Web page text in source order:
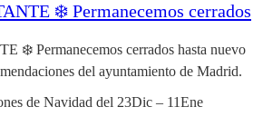
❄️ Permanecemos cerrados
❄️ Permanecemos cerrados hasta nuevo
del ayuntamiento de Madrid.